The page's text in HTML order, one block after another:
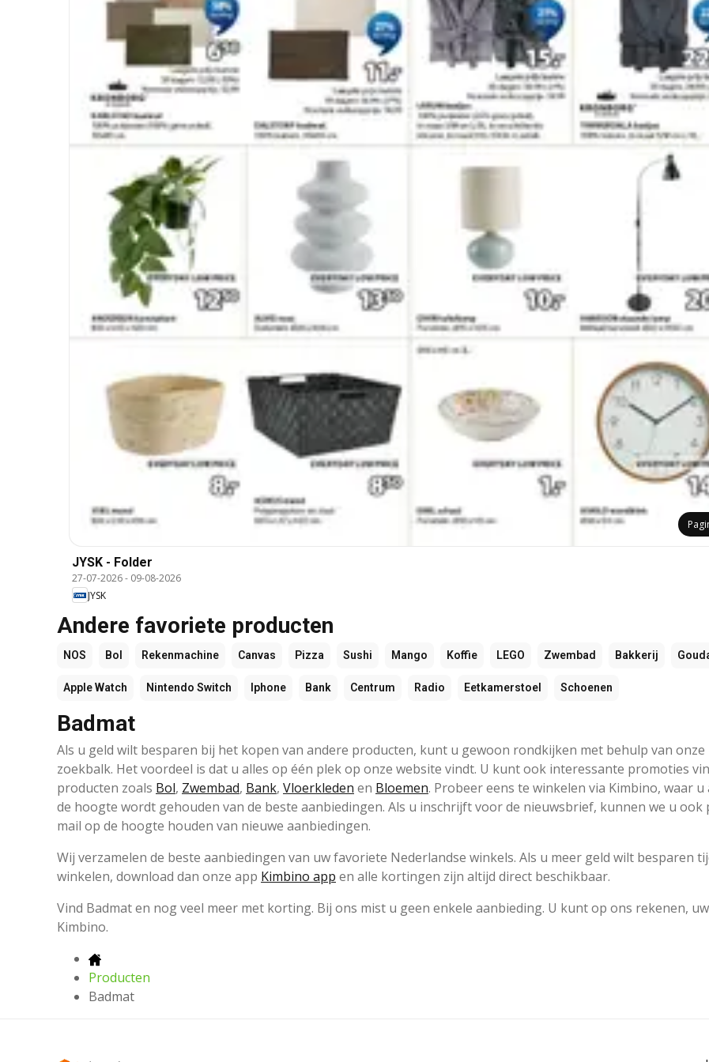
JYSK - Folder
27-07-2026- 09-08-2026
JYSK
Andere favoriete producten
NOS Bol Rekenmachine Canvas Pizza Sushi Mango Koffie LEGO Zwembad Bakkerij
Apple Watch Nintendo Switch Iphone Bank Centrum Radio Eetkamerstoel Schoenen
Badmat
Als u geld wilt besparen bij het kopen van andere producten, kunt u gewoon rondkijken met behulp van onze
zoekbalk. Het voordeel is dat u alles op één plek op onze website vindt. U kunt ook interessante promoties
producten zoals Bol, Zwembad, Bank, Vloerkleden en Bloemen. Probeer eens te winkelen via Kimbino, waar u
de hoogte wordt gehouden van de beste aanbiedingen. Als u inschrijft voor de nieuwsbrief, kunnen we u ook
mail op de hoogte houden van nieuwe aanbiedingen.
Wij verzamelen de beste aanbiedingen van uw favoriete Nederlandse winkels. Als u meer geld wilt besparen
winkelen, download dan onze app Kimbino app en alle kortingen zijn altijd direct beschikbaar.
Vind Badmat en nog veel meer met korting. Bij ons mist u geen enkele aanbieding. U kunt op ons rekenen, uw
Kimbino.
Producten
Badmat